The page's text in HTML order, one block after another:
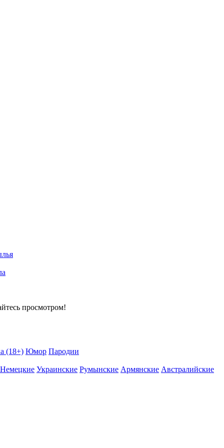
просмотром!
(18+) Юмор Пародии
Немецкие Украинские Румынские Армянские Австралийские